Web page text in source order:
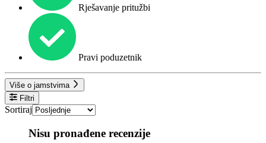
Rješavanje pritužbi
Pravi poduzetnik
Više o jamstvima
Filtri
Sortiraj
Nisu pronađene recenzije